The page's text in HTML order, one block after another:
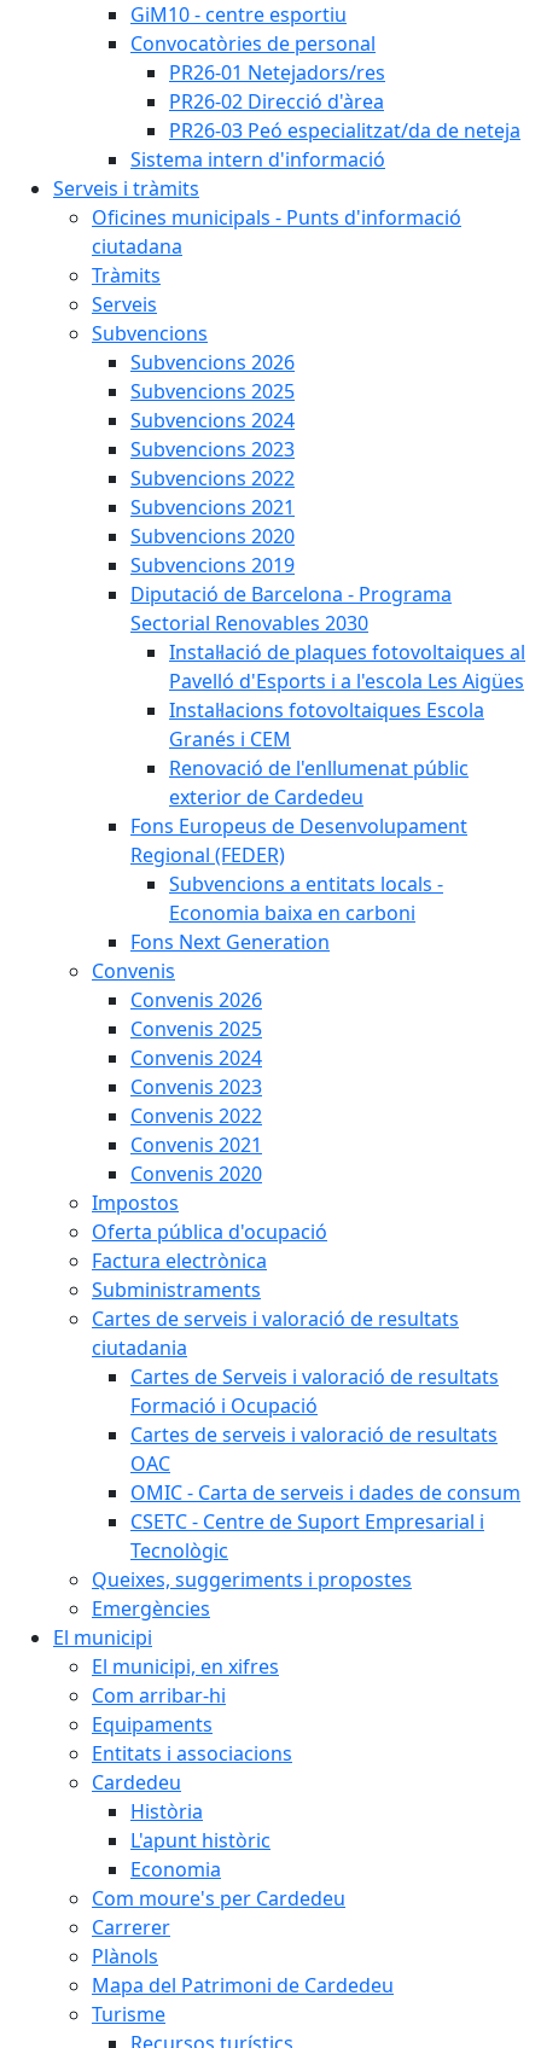
GiM10 - centre esportiu
Convocatòries de personal
PR26-01 Netejadors/res
PR26-02 Direcció d'àrea
PR26-03 Peó especialitzat/da de neteja
Sistema intern d'informació
Serveis i tràmits
Oficines municipals - Punts d'informació
ciutadana
Tràmits
Serveis
Subvencions
Subvencions 2026
Subvencions 2025
Subvencions 2024
Subvencions 2023
Subvencions 2022
Subvencions 2021
Subvencions 2020
Subvencions 2019
Diputació de Barcelona - Programa
Sectorial Renovables 2030
Instal·lació de plaques fotovoltaiques al
Pavelló d'Esports i a l'escola Les Aigües
Instal·lacions fotovoltaiques Escola
Granés i CEM
Renovació de l'enllumenat públic
exterior de Cardedeu
Fons Europeus de Desenvolupament
Regional (FEDER)
Subvencions a entitats locals -
Economia baixa en carboni
Fons Next Generation
Convenis
Convenis 2026
Convenis 2025
Convenis 2024
Convenis 2023
Convenis 2022
Convenis 2021
Convenis 2020
Impostos
Oferta pública d'ocupació
Factura electrònica
Subministraments
Cartes de serveis i valoració de resultats
ciutadania
Cartes de Serveis i valoració de resultats
Formació i Ocupació
Cartes de serveis i valoració de resultats
OAC
OMIC - Carta de serveis i dades de consum
CSETC - Centre de Suport Empresarial i
Tecnològic
Queixes, suggeriments i propostes
Emergències
El municipi
El municipi, en xifres
Com arribar-hi
Equipaments
Entitats i associacions
Cardedeu
Història
L'apunt històric
Economia
Com moure's per Cardedeu
Carrerer
Plànols
Mapa del Patrimoni de Cardedeu
Turisme